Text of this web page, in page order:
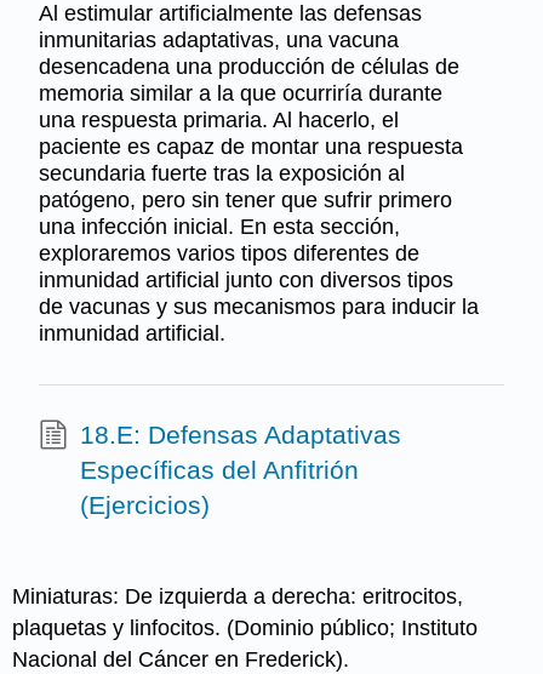
Al estimular artificialmente las defensas
inmunitarias adaptativas, una vacuna
desencadena una producción de células de
memoria similar a la que ocurriría durante
una respuesta primaria. Al hacerlo, el
paciente es capaz de montar una respuesta
secundaria fuerte tras la exposición al
patógeno, pero sin tener que sufrir primero
una infección inicial. En esta sección,
exploraremos varios tipos diferentes de
inmunidad artificial junto con diversos tipos
de vacunas y sus mecanismos para inducir la
inmunidad artificial.
18.E: Defensas Adaptativas
Específicas del Anfitrión
(Ejercicios)
Miniaturas: De izquierda a derecha: eritrocitos,
plaquetas y linfocitos. (Dominio público; Instituto
Nacional del Cáncer en Frederick).